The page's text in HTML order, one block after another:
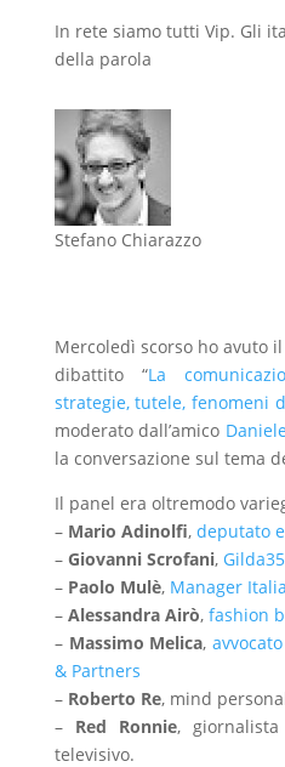
In rete siamo tutti Vip. Gli
della parola
Stefano Chiarazzo
Mercoledì scorso ho avuto
dibattito “La
strategie, tutele, fenomeni
moderato dall’amico
la conversazione sul tema
Il panel era oltremodo
– Mario Adinolfi, deputato
– Giovanni Scrofani,
– Paolo Mulè, Manager
– Alessandra Airò, fashion
– Massimo Melica,
& Partners
– Roberto Re, mind
– Red Ronnie,
televisivo.